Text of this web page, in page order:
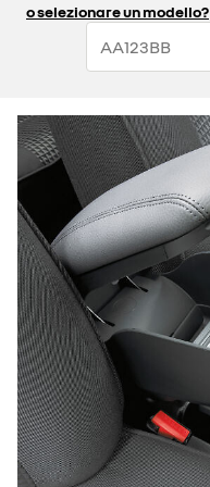
o selezionare un modello?